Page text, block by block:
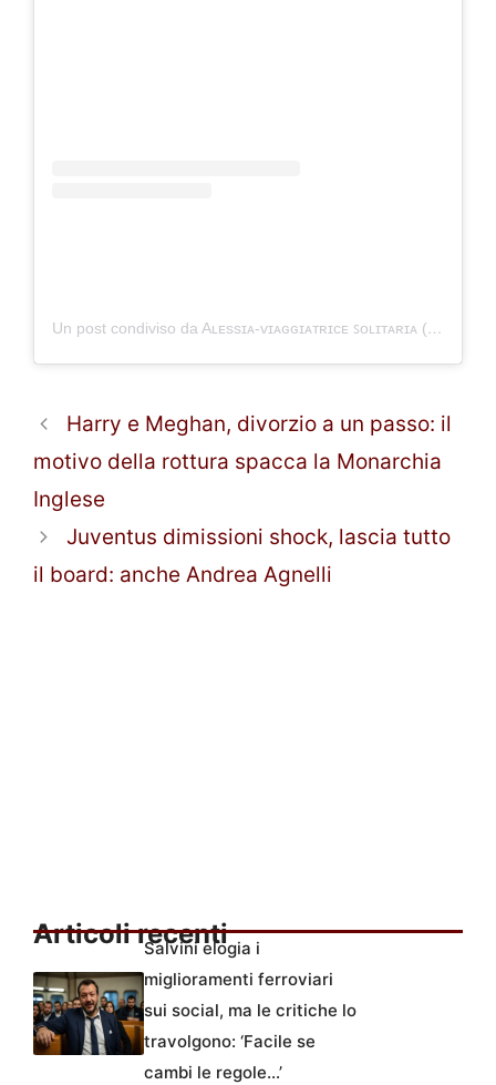
Un post condiviso da Aʟᴇssɪᴀ-ᴠɪᴀɢɢɪᴀᴛʀɪᴄᴇ ꜱᴏʟɪᴛᴀʀɪᴀ (@travel.adventure.freedom)
Harry e Meghan, divorzio a un passo: il
motivo della rottura spacca la Monarchia
Inglese
Juventus dimissioni shock, lascia tutto
il board: anche Andrea Agnelli
Articoli recenti
Salvini elogia i
miglioramenti ferroviari
sui social, ma le critiche lo
travolgono: ‘Facile se
cambi le regole…’